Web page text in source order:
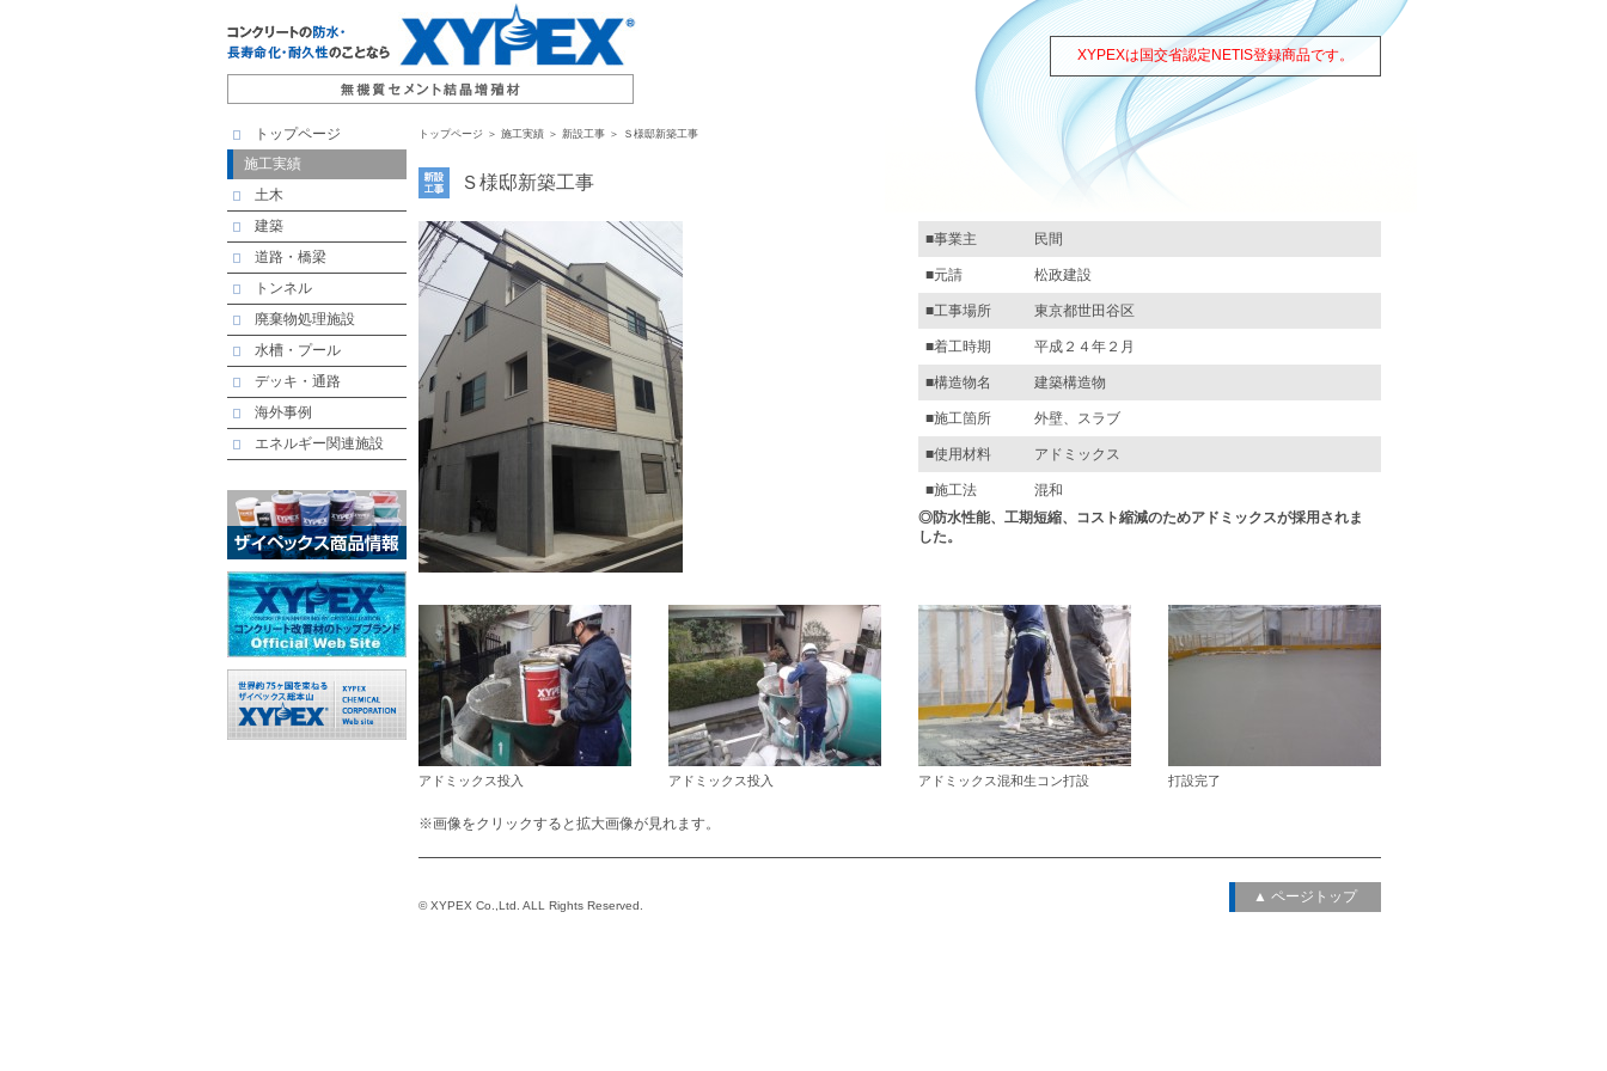
XYPEXは国交省認定NETIS登録商品です。
トップページ ＞ 施工実績 ＞ 新設工事 ＞ Ｓ様邸新築工事
Ｓ様邸新築工事
■事業主 民間
■元請 松政建設
■工事場所 東京都世田谷区
■着工時期 平成２４年２月
■構造物名 建築構造物
■施工箇所 外壁、スラブ
■使用材料 アドミックス
■施工法
混和
◎防水性能、工期短縮、コスト縮減のためアドミックスが採用されま
した。
アドミックス投入 アドミックス投入 アドミックス混和生コン打設 打設完了
※画像をクリックすると拡大画像が見れます。
トップページ
施工実績
土木
建築
道路・橋梁
トンネル
廃棄物処理施設
水槽・プール
デッキ・通路
海外事例
エネルギー関連施設
© XYPEX Co.,Ltd. ALL Rights Reserved.
▲ ページトップ